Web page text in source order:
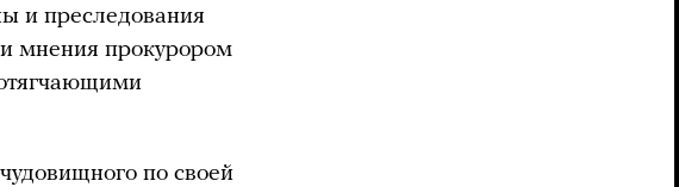
и преследования
мнения прокурором
по своей